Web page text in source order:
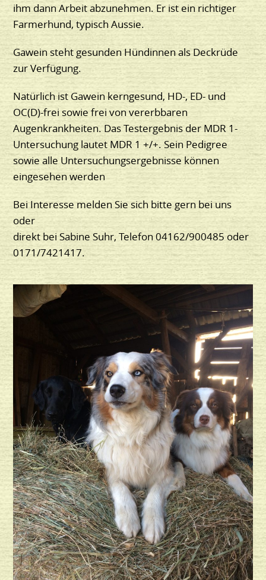
ihm dann Arbeit abzunehmen. Er ist ein richtiger
Farmerhund, typisch Aussie.
Gawein steht gesunden Hündinnen als Deckrüde
zur Verfügung.
Natürlich ist Gawein kerngesund, HD-, ED- und
OC(D)-frei sowie frei von vererbbaren
Augenkrankheiten. Das Testergebnis der MDR 1-
Untersuchung lautet MDR 1 +/+. Sein Pedigree
sowie alle Untersuchungsergebnisse können
eingesehen werden
Bei Interesse melden Sie sich bitte gern bei uns
oder
direkt bei Sabine Suhr, Telefon 04162/900485 oder
0171/7421417.